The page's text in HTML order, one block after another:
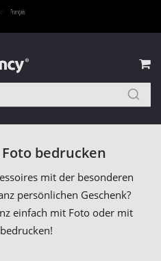
bedrucken
mit der besonderen
persönlichen Geschenk?
einfach mit Foto oder mit